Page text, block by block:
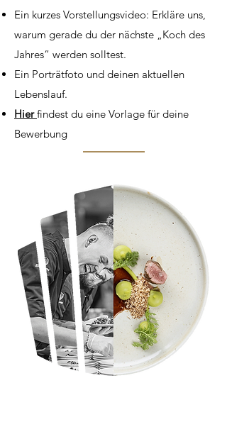
Ein kurzes Vorstellungsvideo: Erkläre uns,
warum gerade du der nächste „Koch des
Jahres“ werden solltest.
Ein Porträtfoto und deinen aktuellen
Lebenslauf.
Hier findest du eine Vorlage für deine
Bewerbung